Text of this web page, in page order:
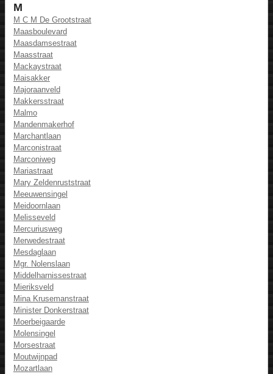
M
M C M De Grootstraat
Maasboulevard
Maasdamsestraat
Maasstraat
Mackaystraat
Maisakker
Majoraanveld
Makkersstraat
Malmo
Mandenmakerhof
Marchantlaan
Marconistraat
Marconiweg
Mariastraat
Mary Zeldenruststraat
Meeuwensingel
Meidoornlaan
Melisseveld
Mercuriusweg
Merwedestraat
Mesdaglaan
Mgr. Nolenslaan
Middelharnissestraat
Mieriksveld
Mina Krusemanstraat
Minister Donkerstraat
Moerbeigaarde
Molensingel
Morsestraat
Moutwijnpad
Mozartlaan